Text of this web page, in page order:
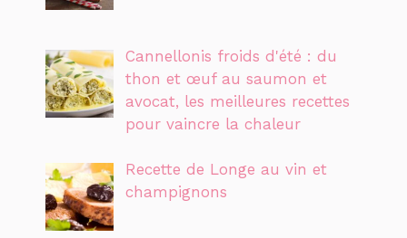
Cannellonis froids d'été : du
thon et œuf au saumon et
avocat, les meilleures recettes
pour vaincre la chaleur
Recette de Longe au vin et
champignons